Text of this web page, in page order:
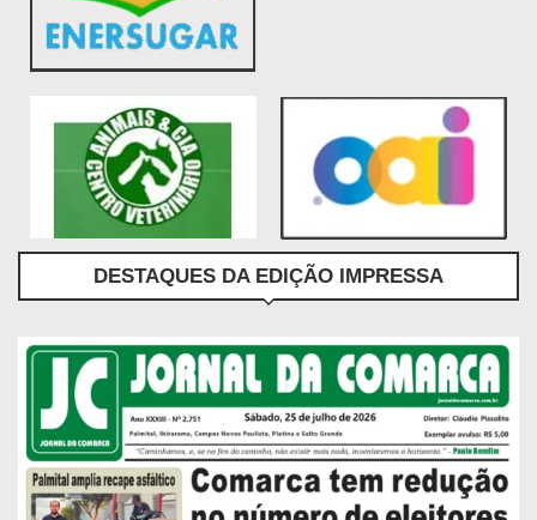
DESTAQUES DA EDIÇÃO IMPRESSA